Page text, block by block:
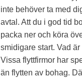
inte behöver ta med
avtal. Att du i god tid
packa ner och köra
smidigare start. Vad
Vissa flyttfirmor har
än flytten av bohag.